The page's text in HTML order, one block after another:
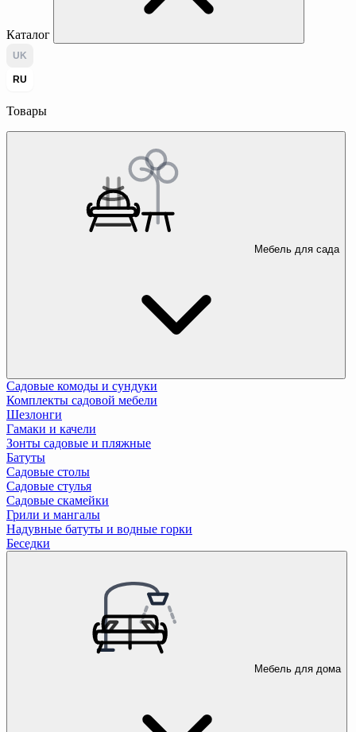
Каталог
UK
RU
Товары
Мебель для сада
Садовые комоды и сундуки
Комплекты садовой мебели
Шезлонги
Гамаки и качели
Зонты садовые и пляжные
Батуты
Садовые столы
Садовые стулья
Садовые скамейки
Грили и мангалы
Надувные батуты и водные горки
Беседки
Мебель для дома